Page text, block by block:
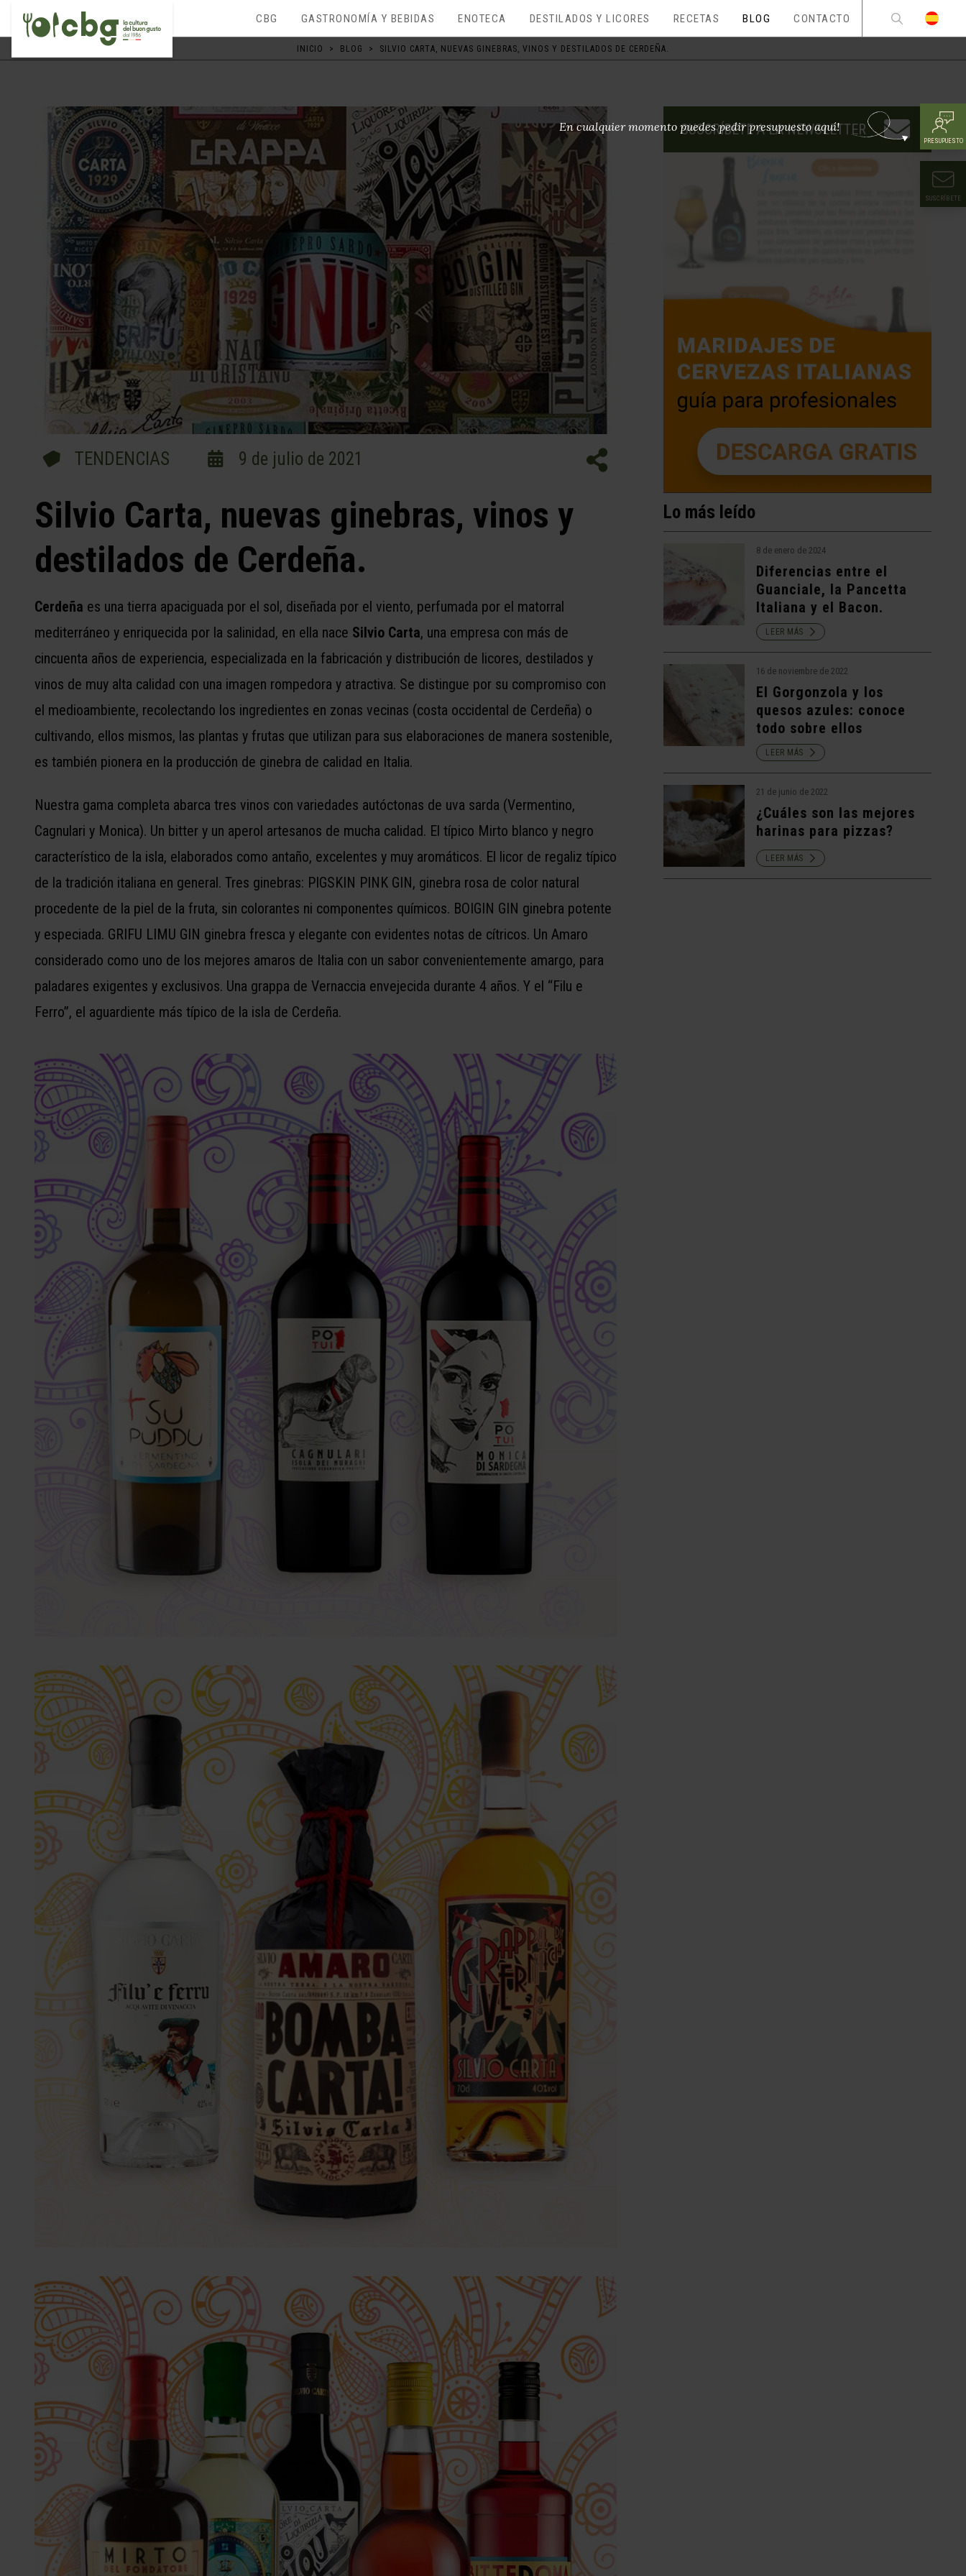
CBG GASTRONOMÍA Y BEBIDAS ENOTECA DESTILADOS Y LICORES RECETAS BLOG CONTACTO
En cualquier momento puedes pedir presupuesto aquí!
PRESUPUESTO
SUSCRÍBETE
INICIO > BLOG > SILVIO CARTA, NUEVAS GINEBRAS, VINOS Y DESTILADOS DE CERDEÑA.
TENDENCIAS 9 de julio de 2021
Silvio Carta, nuevas ginebras, vinos y
destilados de Cerdeña.
Cerdeña es una tierra apaciguada por el sol, diseñada por el viento, perfumada por el matorral
mediterráneo y enriquecida por la salinidad, en ella nace Silvio Carta, una empresa con más de
cincuenta años de experiencia, especializada en la fabricación y distribución de licores, destilados y
vinos de muy alta calidad con una imagen rompedora y atractiva. Se distingue por su compromiso con
el medioambiente, recolectando los ingredientes en zonas vecinas (costa occidental de Cerdeña) o
cultivando, ellos mismos, las plantas y frutas que utilizan para sus elaboraciones de manera sostenible,
es también pionera en la producción de ginebra de calidad en Italia.
Nuestra gama completa abarca tres vinos con variedades autóctonas de uva sarda (Vermentino,
Cagnulari y Monica). Un bitter y un aperol artesanos de mucha calidad. El típico Mirto blanco y negro
característico de la isla, elaborados como antaño, excelentes y muy aromáticos. El licor de regaliz típico
de la tradición italiana en general. Tres ginebras: PIGSKIN PINK GIN, ginebra rosa de color natural
procedente de la piel de la fruta, sin colorantes ni componentes químicos. BOIGIN GIN ginebra potente
y especiada. GRIFU LIMU GIN ginebra fresca y elegante con evidentes notas de cítricos. Un Amaro
considerado como uno de los mejores amaros de Italia con un sabor convenientemente amargo, para
paladares exigentes y exclusivos. Una grappa de Vernaccia envejecida durante 4 años. Y el “Filu e
Ferro”, el aguardiente más típico de la isla de Cerdeña.
SUSCRÍBETE A LA NEWSLETTER
Lo más leído
8 de enero de 2024
Diferencias entre el
Guanciale, la Pancetta
Italiana y el Bacon.
LEER MÁS
16 de noviembre de 2022
El Gorgonzola y los
quesos azules: conoce
todo sobre ellos
LEER MÁS
21 de junio de 2022
¿Cuáles son las mejores
harinas para pizzas?
LEER MÁS